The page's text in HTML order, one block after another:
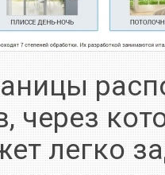
через
легко